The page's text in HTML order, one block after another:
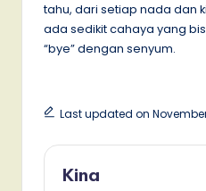
tahu, dari setiap nada dan
ada sedikit cahaya yang
“bye” dengan senyum.
Last updated on
Kina